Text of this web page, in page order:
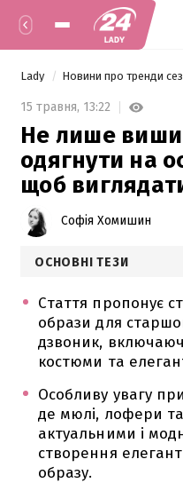
Lady Новини про тренди
15 травня, 13:22
Не лише
одягнути на
щоб
Софія Хомишин
ОСНОВНІ ТЕЗИ
Стаття пропонує
образи для
дзвоник,
костюми та
Особливу увагу
де мюлі, лофери
актуальними і
створення
образу.